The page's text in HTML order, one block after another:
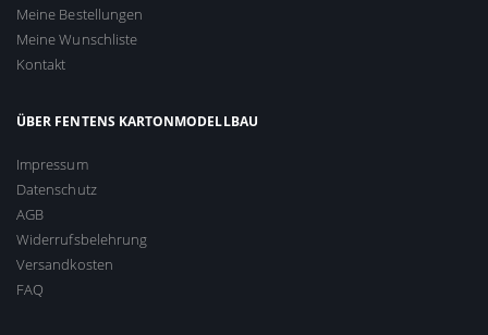
Meine Bestellungen
Meine Wunschliste
Kontakt
ÜBER FENTENS KARTONMODELLBAU
Impressum
Datenschutz
AGB
Widerrufsbelehrung
Versandkosten
FAQ